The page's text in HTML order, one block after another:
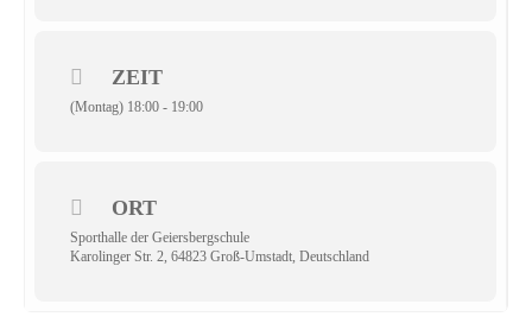
ZEIT
(Montag) 18:00 - 19:00
ORT
Sporthalle der Geiersbergschule
Karolinger Str. 2, 64823 Groß-Umstadt, Deutschland